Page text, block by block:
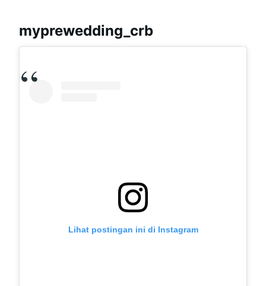
myprewedding_crb
Lihat postingan ini di Instagram